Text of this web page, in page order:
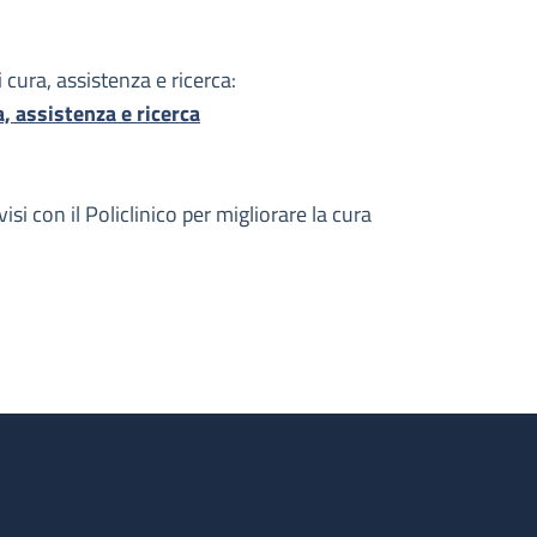
assistenza e ricerca:
assistenza e ricerca
con il Policlinico per migliorare la cura